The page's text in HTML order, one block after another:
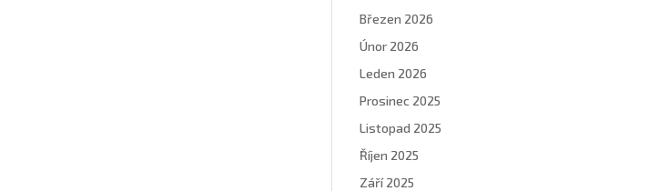
Březen 2026
Únor 2026
Leden 2026
Prosinec 2025
Listopad 2025
Říjen 2025
Září 2025